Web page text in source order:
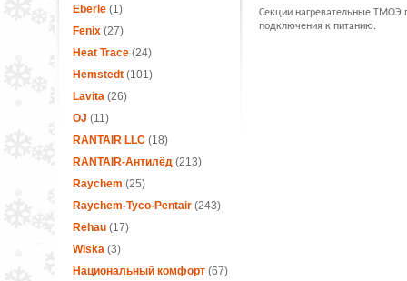
Eberle(1)
Fenix(27)
Heat Trace(24)
Hemstedt(101)
Lavita(26)
OJ (11)
RANTAIR LLC(18)
RANTAIR-Антилёд(213)
Raychem (25)
Raychem-Tyco-Pentair (243)
Rehau(17)
Wiska(3)
Национальный комфорт(67)
Секции нагревательные ТМОЭ
подключения к питанию.